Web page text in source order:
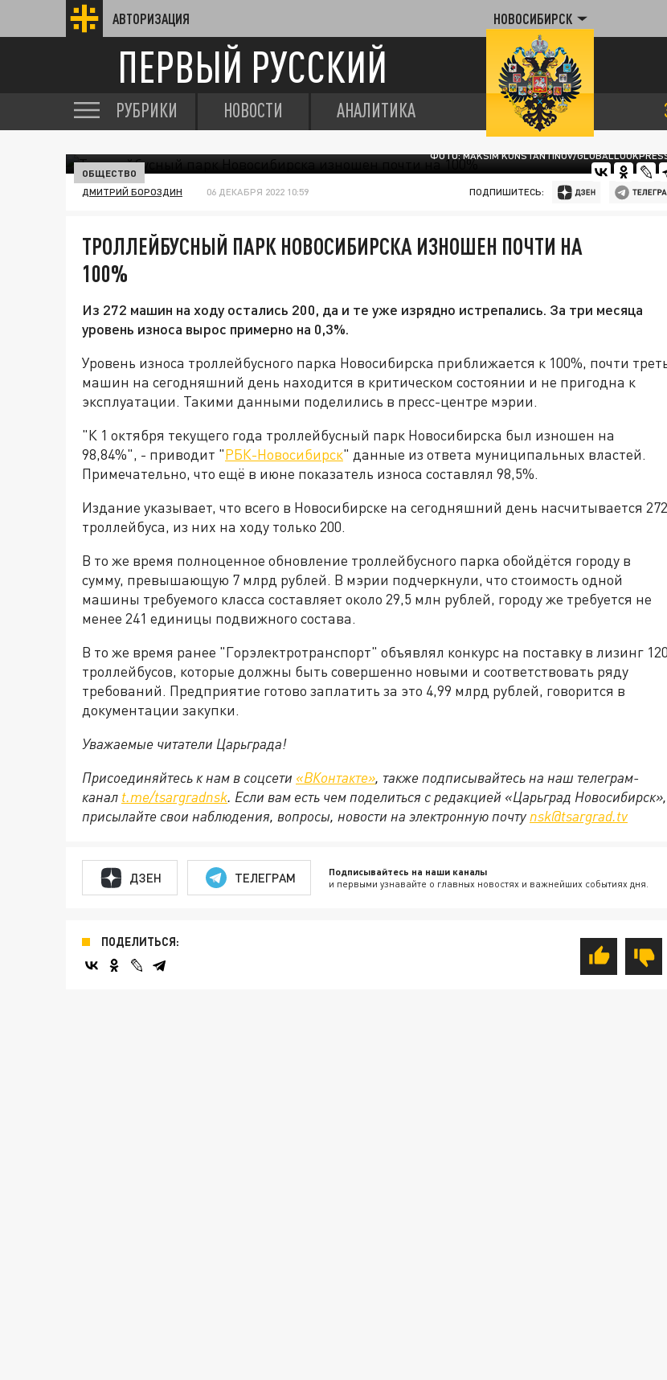
АВТОРИЗАЦИЯ НОВОСИБИРСК
ПЕРВЫЙ РУССКИЙ
РУБРИКИ НОВОСТИ АНАЛИТИКА
ФОТО: MAKSIM KONSTANTINOV/
ОБЩЕСТВО
ДМИТРИЙ БОРОЗДИН 06 ДЕКАБРЯ 2022 10:59 ПОДПИШИТЕСЬ:
ТРОЛЛЕЙБУСНЫЙ ПАРК НОВОСИБИРСКА ИЗНОШЕН ПОЧТИ НА
100%
Из 272 машин на ходу остались 200, да и те уже изрядно истрепались. За три месяца
уровень износа вырос примерно на 0,3%.
Уровень износа троллейбусного парка Новосибирска приближается к 100%, почти
машин на сегодняшний день находится в критическом состоянии и не пригодна к
эксплуатации. Такими данными поделились в пресс-центре мэрии.
"К 1 октября текущего года троллейбусный парк Новосибирска был изношен на
98,84%", - приводит "РБК-Новосибирск" данные из ответа муниципальных властей.
Примечательно, что ещё в июне показатель износа составлял 98,5%.
Издание указывает, что всего в Новосибирске на сегодняшний день насчитывается 272
троллейбуса, из них на ходу только 200.
В то же время полноценное обновление троллейбусного парка обойдётся городу в
сумму, превышающую 7 млрд рублей. В мэрии подчеркнули, что стоимость одной
машины требуемого класса составляет около 29,5 млн рублей, городу же требуется не
менее 241 единицы подвижного состава.
В то же время ранее "Горэлектротранспорт" объявлял конкурс на поставку в лизинг 120
троллейбусов, которые должны быть совершенно новыми и соответствовать ряду
требований. Предприятие готово заплатить за это 4,99 млрд рублей, говорится в
документации закупки.
Уважаемые читатели Царьграда!
Присоединяйтесь к нам в соцсети «ВКонтакте», также подписывайтесь на наш телеграм-
канал t.me/tsargradnsk. Если вам есть чем поделиться с редакцией «Царьград Новосибирск»,
присылайте свои наблюдения, вопросы, новости на электронную почту nsk@tsargrad.tv
ДЗЕН ТЕЛЕГРАМ Подписывайтесь на наши каналы
и первыми узнавайте о главных новостях и важнейших событиях дня.
ПОДЕЛИТЬСЯ: